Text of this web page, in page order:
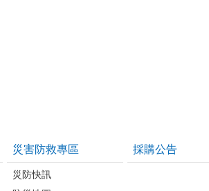
災害防救專區
災防快訊
採購公告